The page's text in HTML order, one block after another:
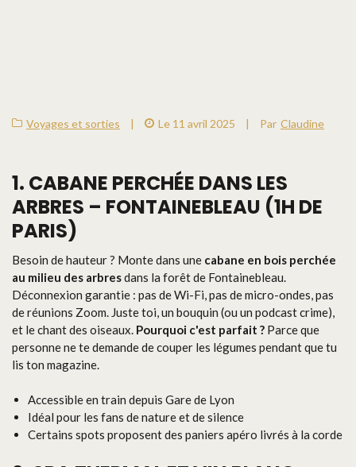
Voyages et sorties | Le 11 avril 2025 | Par Claudine
1. CABANE PERCHÉE DANS LES
ARBRES – FONTAINEBLEAU (1H DE
PARIS)
Besoin de hauteur ? Monte dans une cabane en bois perchée
au milieu des arbresdans la forêt de Fontainebleau.
Déconnexion garantie : pas de Wi-Fi, pas de micro-ondes, pas
de réunions Zoom. Juste toi, un bouquin (ou un podcast crime),
et le chant des oiseaux. Pourquoi c'est parfait ? Parce que
personne ne te demande de couper les légumes pendant que tu
lis ton magazine.
Accessible en train depuis Gare de Lyon
Idéal pour les fans de nature et de silence
Certains spots proposent des paniers apéro livrés à la corde